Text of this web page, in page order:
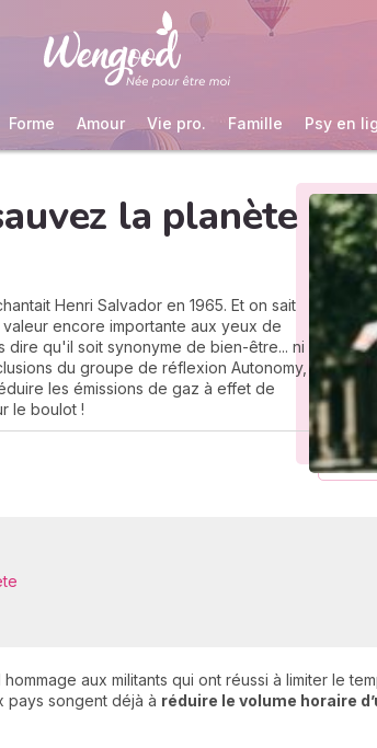
Forme Amour Vie pro. Famille Psy en
la planète
Henri Salvador en 1965. Et on sait
encore importante aux yeux de
qu'il soit synonyme de bien-être... ni
du groupe de réflexion Autonomy,
les émissions de gaz à effet de
le boulot !
aux militants qui ont réussi à limiter le
pays songent déjà à réduire le volume horaire